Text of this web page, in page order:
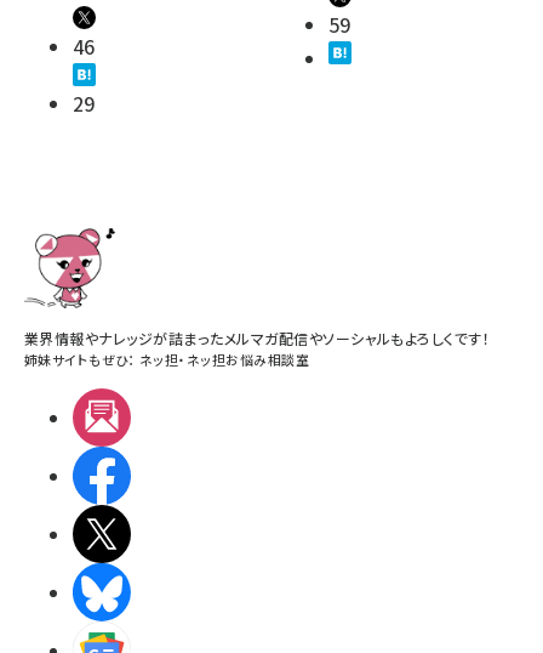
46
29
59
業界情報やナレッジが詰まったメルマガ配信やソーシャルもよろしくです！
姉妹サイトもぜひ： ネッ担・ ネッ担お悩み相談室